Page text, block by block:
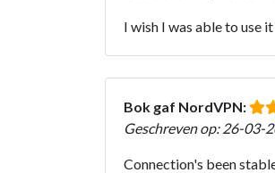
I wish I was able to use
Bok gaf NordVPN:
Geschreven op: 26-03-
Connection's been